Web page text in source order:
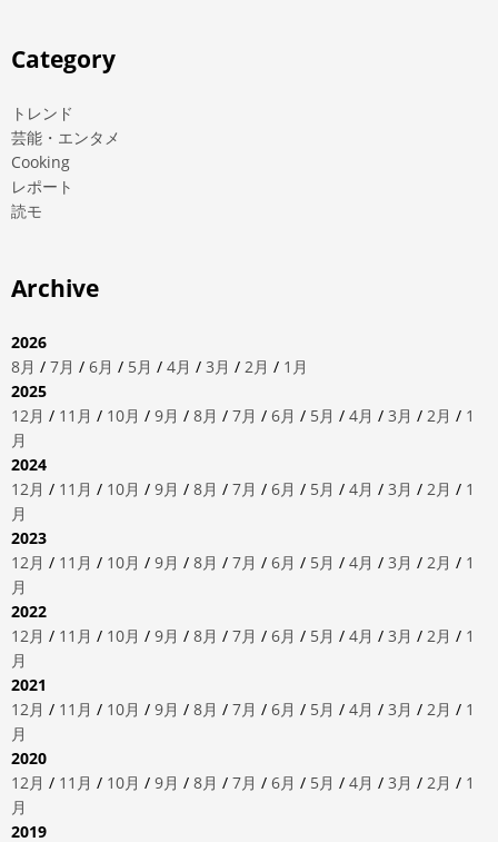
Category
トレンド
芸能・エンタメ
Cooking
レポート
読モ
Archive
2026
8月 / 7月 / 6月 / 5月 / 4月 / 3月 / 2月 / 1月
2025
12月 / 11月 / 10月 / 9月 / 8月 / 7月 / 6月 / 5月 / 4月 / 3月 / 2月 / 1
月
2024
12月 / 11月 / 10月 / 9月 / 8月 / 7月 / 6月 / 5月 / 4月 / 3月 / 2月 / 1
月
2023
12月 / 11月 / 10月 / 9月 / 8月 / 7月 / 6月 / 5月 / 4月 / 3月 / 2月 / 1
月
2022
12月 / 11月 / 10月 / 9月 / 8月 / 7月 / 6月 / 5月 / 4月 / 3月 / 2月 / 1
月
2021
12月 / 11月 / 10月 / 9月 / 8月 / 7月 / 6月 / 5月 / 4月 / 3月 / 2月 / 1
月
2020
12月 / 11月 / 10月 / 9月 / 8月 / 7月 / 6月 / 5月 / 4月 / 3月 / 2月 / 1
月
2019